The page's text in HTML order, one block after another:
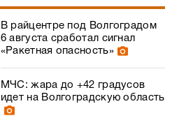
В райцентре под Волгоградом
6 августа сработал сигнал
«Ракетная опасность»
МЧС: жара до +42 градусов
идет на Волгоградскую область